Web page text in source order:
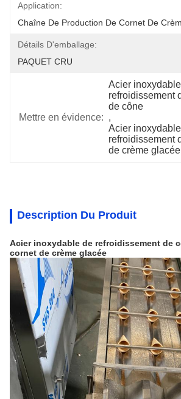
Application:
Chaîne De Production De Cornet De
Détails D'emballage:
PAQUET CRU
Mettre en évidence:
Acier
refroidissement
de cône
,
Acier
refroidissement
de crème glacée
Description Du Produit
Acier inoxydable de refroidissement de
cornet de crème glacée